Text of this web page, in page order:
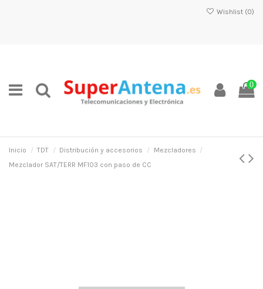
Wishlist (0)
0
Inicio TDT Distribución y accesorios
Mezcladores
Mezclador SAT/TERR MF103 con paso de CC